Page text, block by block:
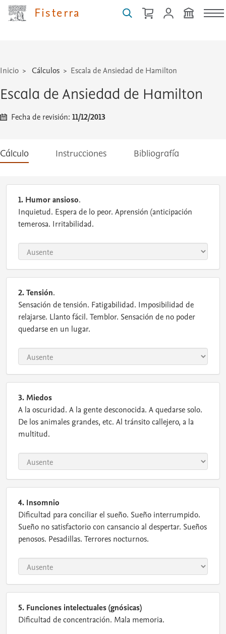
Fisterra
técnicas
...
Inicio Cálculos Escala de Ansiedad de Hamilton
Escala de Ansiedad de Hamilton
Fecha de revisión:11/12/2013
Cálculo Instrucciones Bibliografía
1. Humor ansioso.
Inquietud. Espera de lo peor. Aprensión (anticipación
temerosa. Irritabilidad.
2. Tensión.
Sensación de tensión. Fatigabilidad. Imposibilidad de
relajarse. Llanto fácil. Temblor. Sensación de no poder
quedarse en un lugar.
3. Miedos
A la oscuridad. A la gente desconocida. A quedarse solo.
De los animales grandes, etc. Al tránsito callejero, a la
multitud.
4. Insomnio
Dificultad para conciliar el sueño. Sueño interrumpido.
Sueño no satisfactorio con cansancio al despertar. Sueños
penosos. Pesadillas. Terrores nocturnos.
5. Funciones intelectuales (gnósicas)
Dificultad de concentración. Mala memoria.